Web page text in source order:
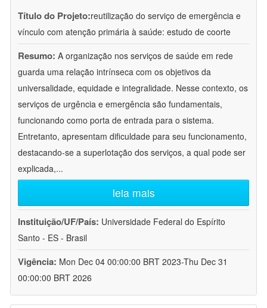
Título do Projeto:reutilização do serviço de emergência e
vínculo com atenção primária à saúde: estudo de coorte
Resumo: A organização nos serviços de saúde em rede
guarda uma relação intrínseca com os objetivos da
universalidade, equidade e integralidade. Nesse contexto, os
serviços de urgência e emergência são fundamentais,
funcionando como porta de entrada para o sistema.
Entretanto, apresentam dificuldade para seu funcionamento,
destacando-se a superlotação dos serviços, a qual pode ser
explicada,...
leia mais
Instituição/UF/País: Universidade Federal do Espírito
Santo - ES - Brasil
Vigência: Mon Dec 04 00:00:00 BRT 2023-Thu Dec 31
00:00:00 BRT 2026